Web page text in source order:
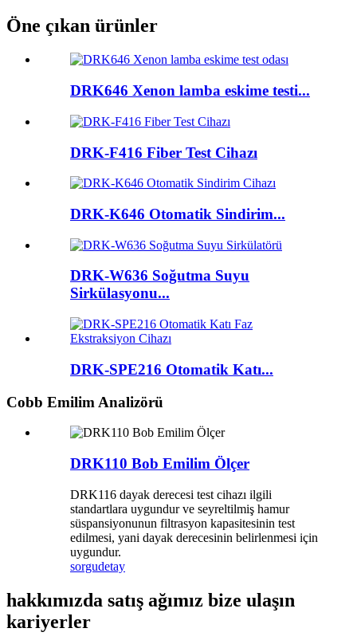
Öne çıkan ürünler
DRK646 Xenon lamba eskime testi...
DRK-F416 Fiber Test Cihazı
DRK-K646 Otomatik Sindirim...
DRK-W636 Soğutma Suyu
Sirkülasyonu...
DRK-SPE216 Otomatik Katı...
Cobb Emilim Analizörü
DRK110 Bob Emilim Ölçer
DRK116 dayak derecesi test cihazı ilgili
standartlara uygundur ve seyreltilmiş hamur
süspansiyonunun filtrasyon kapasitesinin test
edilmesi, yani dayak derecesinin belirlenmesi için
uygundur.
sorgudetay
hakkımızda satış ağımız bize ulaşın
kariyerler